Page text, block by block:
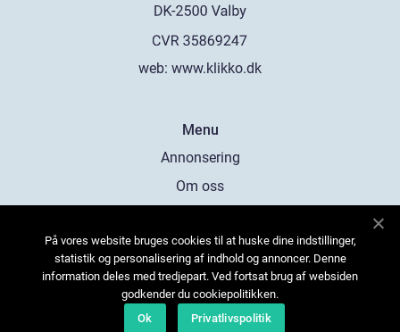
web: www.klikko.dk
Menu
Annonsering
Om oss
Kontakta oss
Sitemap
På vores website bruges cookies til at huske dine indstillinger,
statistik og personalisering af indhold og annoncer. Denne
information deles med tredjepart. Ved fortsat brug af websiden
godkender du cookiepolitikken.
Ok
Privatlivspolitik